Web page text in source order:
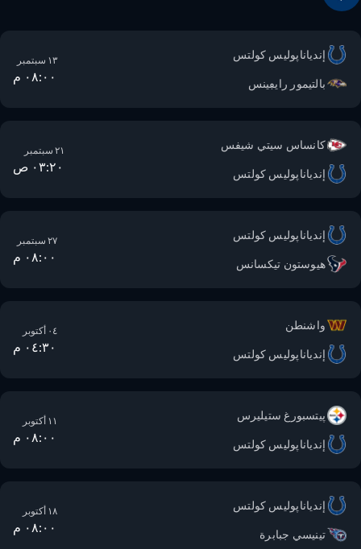
إندياناپوليس كولتس
بالتيمور رايڢينس ٠٨:٠٠ م
كانساس سيتي شيفس
إندياناپوليس كولتس ٠٣:٢٠ ص
إندياناپوليس كولتس
هيوستون تيكسانس ٠٨:٠٠ م
واشنطن
إندياناپوليس كولتس ٠٤:٣٠ م
پيتسبورغ ستيليرس
إندياناپوليس كولتس ٠٨:٠٠ م
إندياناپوليس كولتس
تينيسي جبابرة ٠٨:٠٠ م